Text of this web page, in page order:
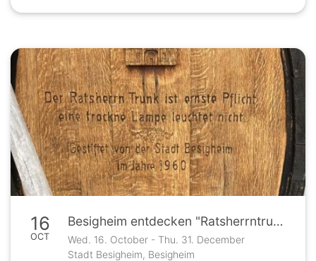
16
OCT
Besigheim entdecken "Ratsherrntrunk und Schaffzuber" Termin nach Vereinbarung
Wed. 16. October - Thu. 31. December
Stadt Besigheim, Besigheim